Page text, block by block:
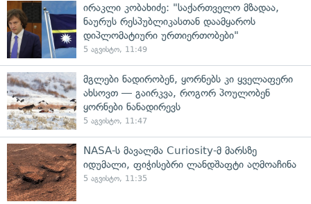
ირაკლი კობახიძე: "საქართველო მზადაა,
ნაურუს რესპუბლიკასთან დაამყაროს
დიპლომატიური ურთიერთობები"
5 აგვისტო, 11:49
მგლები ნადირობენ, ყორნებს კი ყველაფერი
ახსოვთ — გაირკვა, როგორ პოულობენ
ყორნები ნანადირევს
5 აგვისტო, 11:47
NASA-ს მავალმა Curiosity-მ მარსზე
იდუმალი, ფიჭისებრი ლანდშაფტი აღმოაჩინა
5 აგვისტო, 11:35